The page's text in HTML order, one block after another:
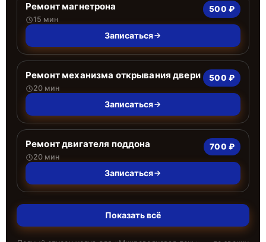
Ремонт магнетрона
15 мин
500 ₽
Записаться
Ремонт механизма открывания двери
20 мин
500 ₽
Записаться
Ремонт двигателя поддона
20 мин
700 ₽
Записаться
Показать всё